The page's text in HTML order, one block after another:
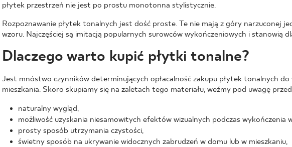
płytek przestrzeń nie jest po prostu monotonna stylistycznie.
Rozpoznawanie płytek tonalnych jest dość proste. Te nie mają z góry narzuconej
wzoru. Najczęściej są imitacją popularnych surowców wykończeniowych i stanowią
Dlaczego warto kupić płytki tonalne?
Jest mnóstwo czynników determinujących opłacalność zakupu płytek tonalnych
mieszkania. Skoro skupiamy się na zaletach tego materiału, weźmy pod uwagę
naturalny wygląd,
możliwość uzyskania niesamowitych efektów wizualnych podczas wykończenia
prosty sposób utrzymania czystości,
świetny sposób na ukrywanie widocznych zabrudzeń w domu lub w mieszkaniu,